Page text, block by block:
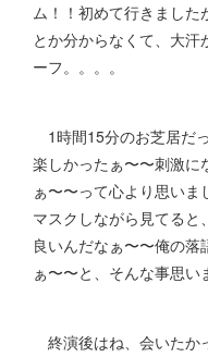
ム！！初めて行きまし
とか分からなくて、大
ーフ。。。。
1時間15分のお芝居だ
楽しかったぁ〜〜刺激に
ぁ〜〜って心より思いま
マスクしながら見てると
良いんだなぁ〜〜俺の
ぁ〜〜と、そんな事思い
終演後はね、会いたか